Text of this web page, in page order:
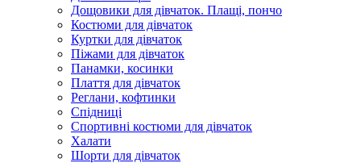
Дощовики для дівчаток. Плащі, пончо
Костюми для дівчаток
Куртки для дівчаток
Піжами для дівчаток
Панамки, косинки
Плаття для дівчаток
Реглани, кофтинки
Спідниці
Спортивні костюми для дівчаток
Халати
Шорти для дівчаток